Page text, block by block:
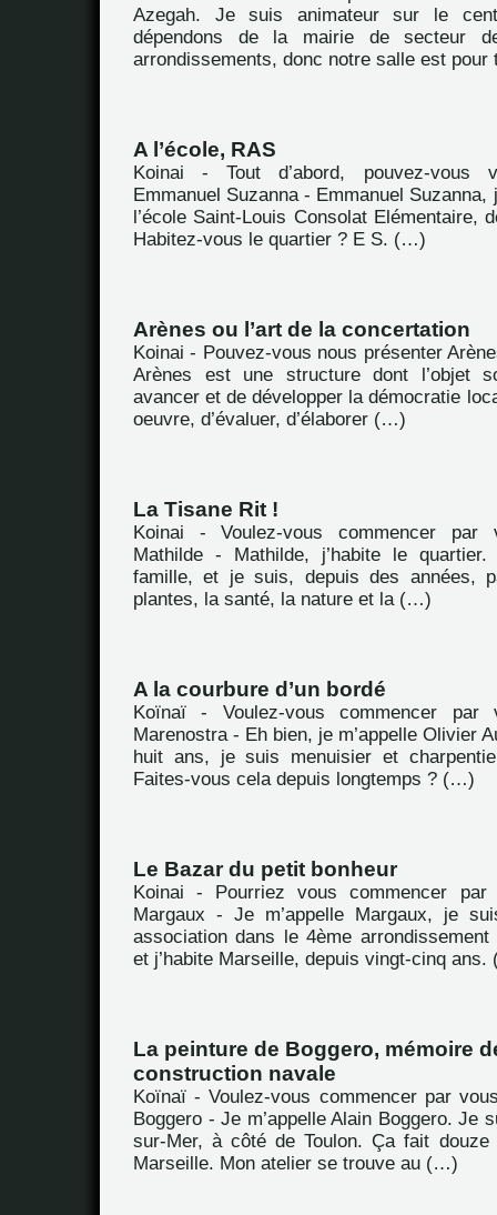
Azegah. Je suis animateur sur le
dépendons de la mairie de secteur
arrondissements, donc notre salle est
A l’école, RAS
Koinai - Tout d’abord, pouvez-vous
Emmanuel Suzanna - Emmanuel
l’école Saint-Louis Consolat Elémentaire,
Habitez-vous le quartier ? E S. (…)
Arènes ou l’art de la concertation
Koinai - Pouvez-vous nous présenter
Arènes est une structure dont l’objet
avancer et de développer la démocratie
oeuvre, d’évaluer, d’élaborer (…)
La Tisane Rit !
Koinai - Voulez-vous commencer par
Mathilde - Mathilde, j’habite le
famille, et je suis, depuis des années,
plantes, la santé, la nature et la (…)
A la courbure d’un bordé
Koïnaï - Voulez-vous commencer par
Marenostra - Eh bien, je m’appelle Olivier
huit ans, je suis menuisier et
Faites-vous cela depuis longtemps ? (…)
Le Bazar du petit bonheur
Koinai - Pourriez vous commencer
Margaux - Je m’appelle Margaux, je
association dans le 4ème arrondissement
et j’habite Marseille, depuis vingt-cinq
La peinture de Boggero, mémoire
construction navale
Koïnaï - Voulez-vous commencer par
Boggero - Je m’appelle Alain Boggero. Je
sur-Mer, à côté de Toulon. Ça fait
Marseille. Mon atelier se trouve au (…)